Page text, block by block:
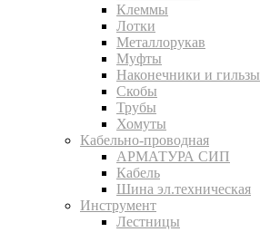
Клеммы
Лотки
Металлорукав
Муфты
Наконечники и гильзы
Скобы
Трубы
Хомуты
Кабельно-проводная
АРМАТУРА СИП
Кабель
Шина эл.техническая
Инструмент
Лестницы